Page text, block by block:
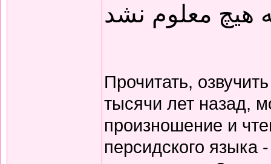
هیچ معلوم نشد
Прочитать,
тысячи лет назад,
произношение и
персидского языка